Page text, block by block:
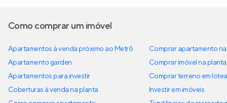
Como comprar um imóvel
Apartamentos à venda próximo ao Metrô
Apartamento garden
Apartamentos para investir
Coberturas à venda na planta
Comprar apartamento
Comprar imóvel na planta
Comprar terreno em
Investir em imóveis